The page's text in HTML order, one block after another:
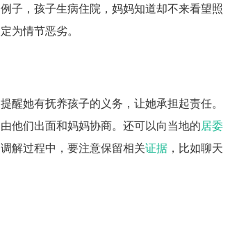
子，孩子生病住院，妈妈知道却不来看望照
为情节恶劣。
醒她有抚养孩子的义务，让她承担起责任。
他们出面和妈妈协商。还可以向当地的居委
解过程中，要注意保留相关证据 ，比如聊天